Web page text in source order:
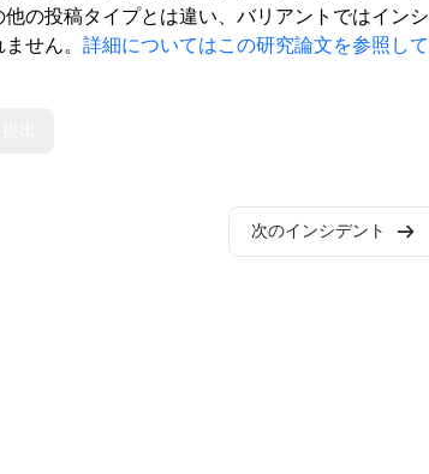
の投稿タイプとは違い、バリアントではインシ
せん。 詳細についてはこの研究論文を参照して
次のインシデント